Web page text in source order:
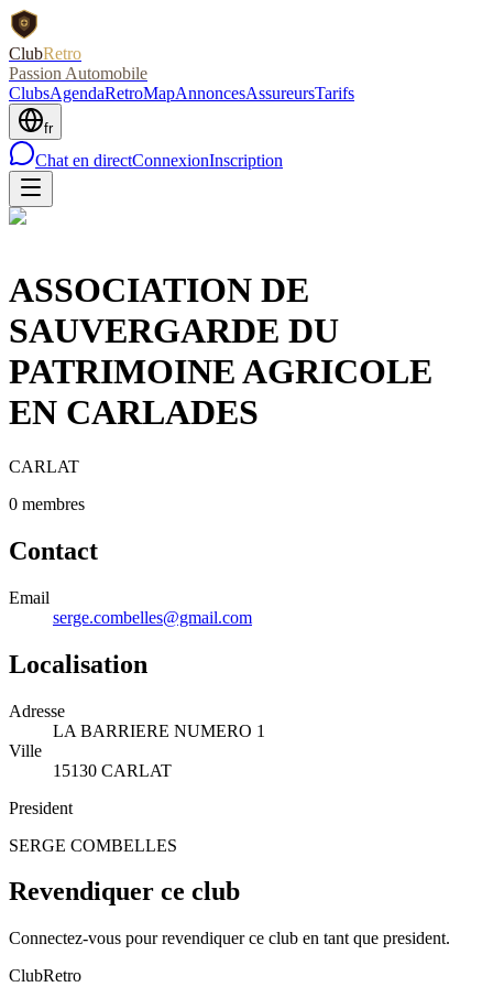
ClubRetro
Passion Automobile
ClubsAgendaRetroMapAnnoncesAssureursTarifs
fr
Chat en directConnexionInscription
ASSOCIATION DE
SAUVERGARDE DU
PATRIMOINE AGRICOLE
EN CARLADES
CARLAT
0 membres
Contact
Email
serge.combelles@gmail.com
Localisation
Adresse
LA BARRIERE NUMERO 1
Ville
15130 CARLAT
President
SERGE COMBELLES
Revendiquer ce club
Connectez-vous pour revendiquer ce club en tant que president.
ClubRetro